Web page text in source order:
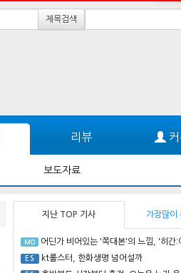
제목검색
리뷰
보도자료
지난 TOP 기사 가장많이
MO 어딘가 비어있는 '쪽대본'의 느낌, '히간:
ES kt롤스터, 한화생명 넘어설까